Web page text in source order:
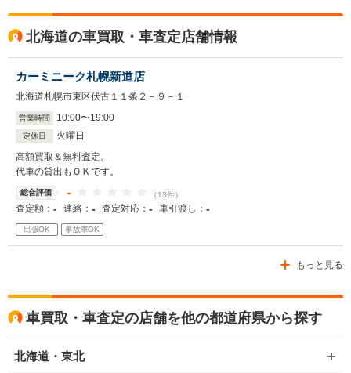
北海道の車買取・車査定店舗情報
カーミニーク札幌新道店
北海道札幌市東区伏古１１条２－９－１
営業時間 10:00〜19:00
定休日
火曜日
高額買取＆無料査定。
代車の貸出もＯＫです。
総合評価 - （13件）
査定額： - 連絡： - 査定対応： - 車引渡し： -
出張OK 事故車OK
もっと見る
車買取・車査定の店舗を他の都道府県から探す
北海道・東北